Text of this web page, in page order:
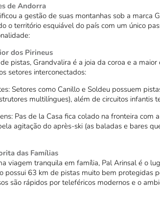
de Andorra
a gestão de suas montanhas sob a marca
o território esquiável do país com um único
dos Pirineus
pistas, Grandvalira é a joia da coroa e a
setores interconectados:
Setores como Canillo e Soldeu possuem
multilíngues), além de circuitos infantis
Pas de la Casa fica colado na fronteira com
agitação do après-ski (as baladas e bares
das Famílias
viagem tranquila em família, Pal Arinsal é o
possui 63 km de pistas muito bem protegidas
são rápidos por teleféricos modernos e o